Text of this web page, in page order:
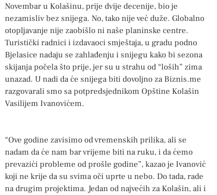
Novembar u Kolašinu, prije dvije decenije, bio je
nezamisliv bez snijega. No, tako nije već duže. Globalno
otopljavanje nije zaobišlo ni naše planinske centre.
Turistički radnici i izdavaoci smještaja, u gradu podno
Bjelasice nadaju se zahlađenju i snijegu kako bi sezona
skijanja počela što prije, jer su u strahu od “loših” zima
unazad. U nadi da će snijega biti dovoljno za Biznis.me
razgovarali smo sa potpredsjednikom Opštine Kolašin
Vasilijem Ivanovićem.
“Ove godine zavisimo od vremenskih prilika, ali se
nadam da će nam bar vrijeme biti na ruku, i da ćemo
prevazići probleme od prošle godine”, kazao je Ivanović
koji ne krije da su svima oči uprte u nebo. Do tada, rade
na drugim projektima. Jedan od najvećih za Kolašin, ali i